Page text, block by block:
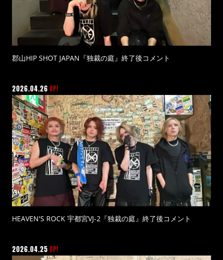
郡山HIP SHOT JAPAN『独裁の庭』終了後コメント
2026.04.26 UP!
HEAVEN'S ROCK 宇都宮VJ-2『独裁の庭』終了後コメント
2026.04.25 UP!